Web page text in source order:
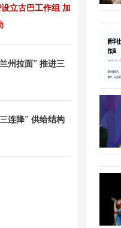
立古巴工作组 加
州拉面” 推进三
连降” 供给结构